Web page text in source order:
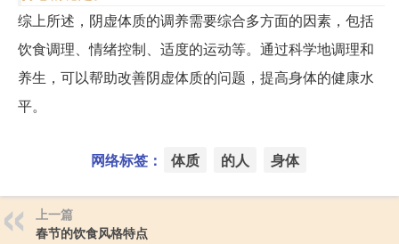
综上所述，阴虚体质的调养需要综合多方面的因素，包括
饮食调理、情绪控制、适度的运动等。通过科学地调理和
养生，可以帮助改善阴虚体质的问题，提高身体的健康水
平。
网络标签： 体质 的人 身体
上一篇
春节的饮食风格特点